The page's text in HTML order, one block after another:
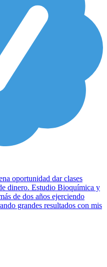
oportunidad dar clases
dinero. Estudio Bioquímica y
de dos años ejerciendo
grandes resultados con mis